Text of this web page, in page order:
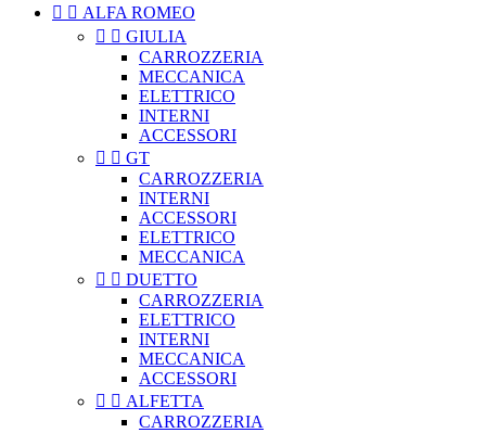
  ALFA ROMEO
  GIULIA
CARROZZERIA
MECCANICA
ELETTRICO
INTERNI
ACCESSORI
  GT
CARROZZERIA
INTERNI
ACCESSORI
ELETTRICO
MECCANICA
  DUETTO
CARROZZERIA
ELETTRICO
INTERNI
MECCANICA
ACCESSORI
  ALFETTA
CARROZZERIA